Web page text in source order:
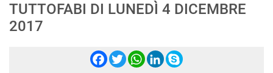
TUTTOFABI DI LUNEDÌ 4 DICEMBRE
2017
Facebook
Twitter
WhatsApp
LinkedIn
Skype